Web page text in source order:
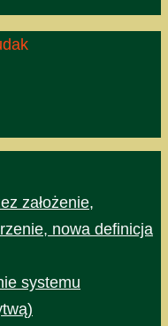
założenie,
nowa definicja
systemu